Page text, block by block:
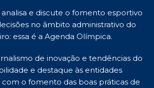
e discute o fomento esportivo
no âmbito administrativo do
essa é a Agenda Olímpica.
de inovação e tendências do
e destaque às entidades
o fomento das boas práticas de